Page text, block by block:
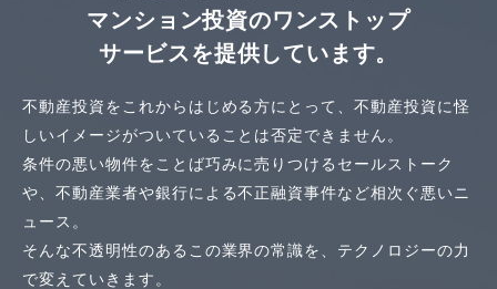
マンション投資のワンストップ
サービスを提供しています。
不動産投資をこれからはじめる方にとって、不動産投資に怪
しいイメージがついていることは否定できません。
条件の悪い物件をことば巧みに売りつけるセールストーク
や、 不動産業者や銀行による不正融資事件など相次ぐ悪いニ
ュース。
そんな不透明性のあるこの業界の常識を、テクノロジーの力
で変えていきます。